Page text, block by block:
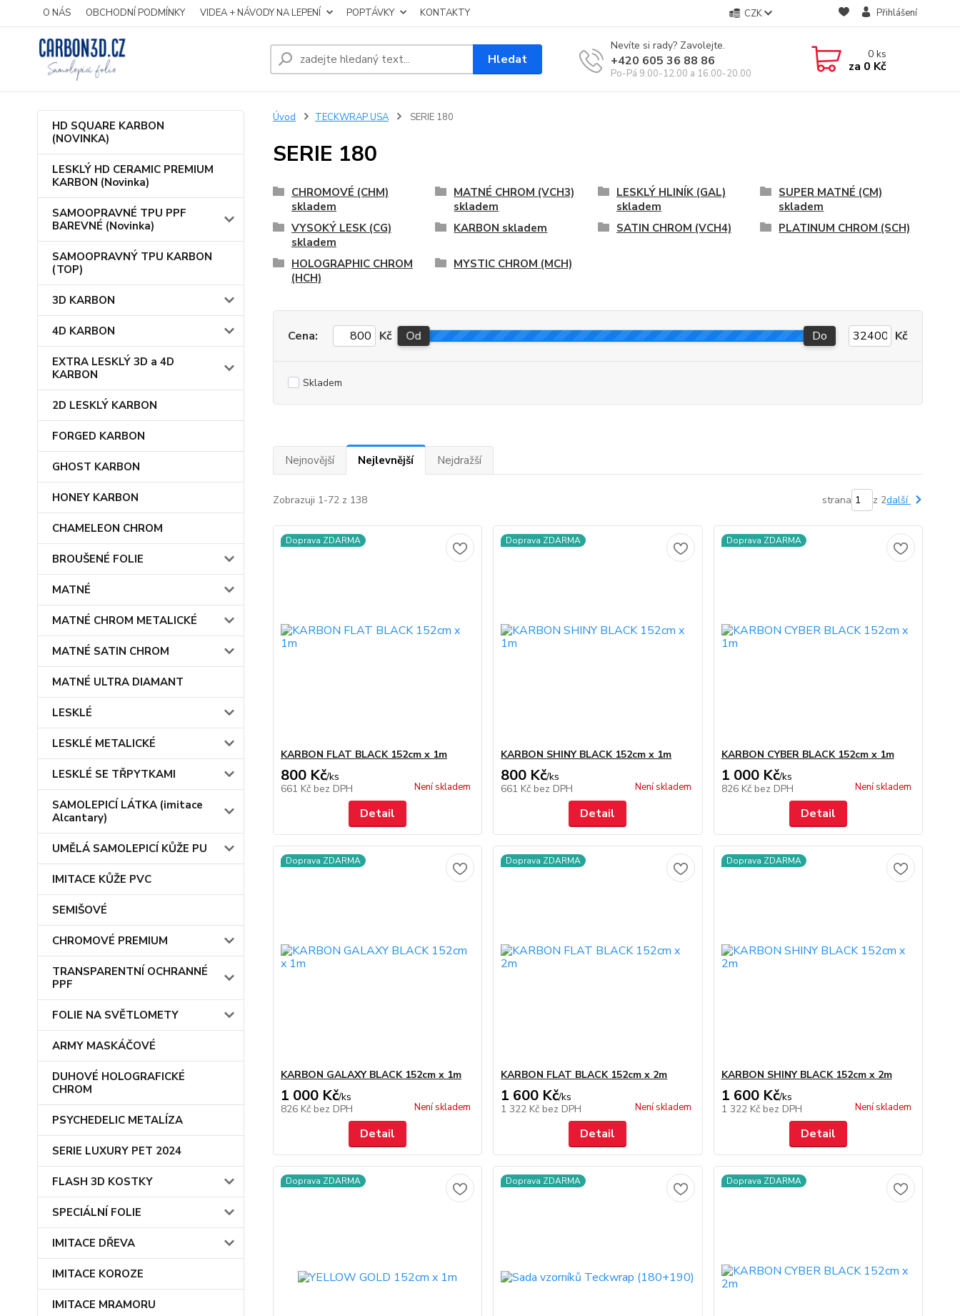
O NÁS OBCHODNÍ PODMÍNKY VIDEA + NÁVODY NA LEPENÍ POPTÁVKY KONTAKTY CZK Přihlášení
Hledat
Nevíte si rady? Zavolejte.
+420 605 36 88 86
Po-Pá 9.00-12.00 a 16.00-20.00
0ks
za 0 Kč
HD SQUARE KARBON
(NOVINKA)
LESKLÝ HD CERAMIC PREMIUM
KARBON (Novinka)
SAMOOPRAVNÉ TPU PPF
BAREVNÉ (Novinka)
SAMOOPRAVNÝ TPU KARBON
(TOP)
3D KARBON
4D KARBON
EXTRA LESKLÝ 3D a 4D
KARBON
2D LESKLÝ KARBON
FORGED KARBON
GHOST KARBON
HONEY KARBON
CHAMELEON CHROM
BROUŠENÉ FOLIE
MATNÉ
MATNÉ CHROM METALICKÉ
MATNÉ SATIN CHROM
MATNÉ ULTRA DIAMANT
LESKLÉ
LESKLÉ METALICKÉ
LESKLÉ SE TŘPYTKAMI
SAMOLEPICÍ LÁTKA (imitace
Alcantary)
UMĚLÁ SAMOLEPICÍ KŮŽE PU
IMITACE KŮŽE PVC
SEMIŠOVÉ
CHROMOVÉ PREMIUM
TRANSPARENTNÍ OCHRANNÉ
PPF
FOLIE NA SVĚTLOMETY
ARMY MASKÁČOVÉ
DUHOVÉ HOLOGRAFICKÉ
CHROM
PSYCHEDELIC METALÍZA
SERIE LUXURY PET 2024
FLASH 3D KOSTKY
SPECIÁLNÍ FOLIE
IMITACE DŘEVA
IMITACE KOROZE
IMITACE MRAMORU
Úvod TECKWRAP USA SERIE 180
SERIE 180
CHROMOVÉ (CHM)
skladem
MATNÉ CHROM (VCH3)
skladem
LESKLÝ HLINÍK (GAL)
skladem
SUPER MATNÉ (CM)
skladem
VYSOKÝ LESK (CG)
skladem
KARBON skladem SATIN CHROM (VCH4) PLATINUM CHROM (SCH)
HOLOGRAPHIC CHROM
(HCH)
MYSTIC CHROM (MCH)
Cena: Kč Od Do Kč
Skladem
Nejnovější Nejlevnější Nejdražší
Zobrazuji 1-72 z 138 strana z 2další
Doprava ZDARMA
KARBON FLAT BLACK 152cm x 1m
800 Kč/ks
661 Kč bez DPH Není skladem
Detail
Doprava ZDARMA
KARBON SHINY BLACK 152cm x 1m
800 Kč/ks
661 Kč bez DPH Není skladem
Detail
Doprava ZDARMA
KARBON CYBER BLACK 152cm x 1m
1 000 Kč/ks
826 Kč bez DPH Není skladem
Detail
Doprava ZDARMA
KARBON GALAXY BLACK 152cm x 1m
1 000 Kč/ks
826 Kč bez DPH Není skladem
Detail
Doprava ZDARMA
KARBON FLAT BLACK 152cm x 2m
1 600 Kč/ks
1 322 Kč bez DPH Není skladem
Detail
Doprava ZDARMA
KARBON SHINY BLACK 152cm x 2m
1 600 Kč/ks
1 322 Kč bez DPH Není skladem
Detail
Doprava ZDARMA Doprava ZDARMA Doprava ZDARMA